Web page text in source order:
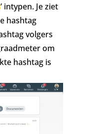
’ intypen. Je ziet
hashtag
volgers
om
hashtag is